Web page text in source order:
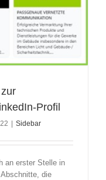
Profil
Sidebar
an erster Stelle in
die